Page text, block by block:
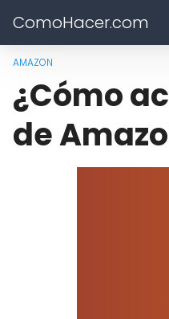
ComoHacer.com
AMAZON
¿Cómo
de